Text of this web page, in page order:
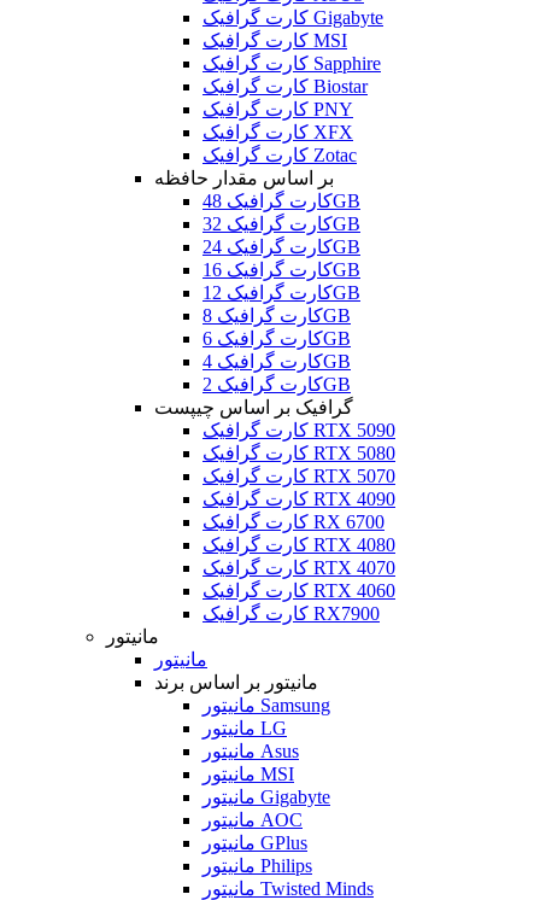
کارت گرافیک Gigabyte
کارت گرافیک MSI
کارت گرافیک Sapphire
کارت گرافیک Biostar
کارت گرافیک PNY
کارت گرافیک XFX
کارت گرافیک Zotac
بر اساس مقدار حافظه
کارت گرافیک 48GB
کارت گرافیک 32GB
کارت گرافیک 24GB
کارت گرافیک 16GB
کارت گرافیک 12GB
کارت گرافیک 8GB
کارت گرافیک 6GB
کارت گرافیک 4GB
کارت گرافیک 2GB
گرافیک بر اساس چیپست
کارت گرافیک RTX 5090
کارت گرافیک RTX 5080
کارت گرافیک RTX 5070
کارت گرافیک RTX 4090
کارت گرافیک RX 6700
کارت گرافیک RTX 4080
کارت گرافیک RTX 4070
کارت گرافیک RTX 4060
کارت گرافیک RX7900
مانیتور
مانیتور
مانیتور بر اساس برند
مانیتور Samsung
مانیتور LG
مانیتور Asus
مانیتور MSI
مانیتور Gigabyte
مانیتور AOC
مانیتور GPlus
مانیتور Philips
مانیتور Twisted Minds